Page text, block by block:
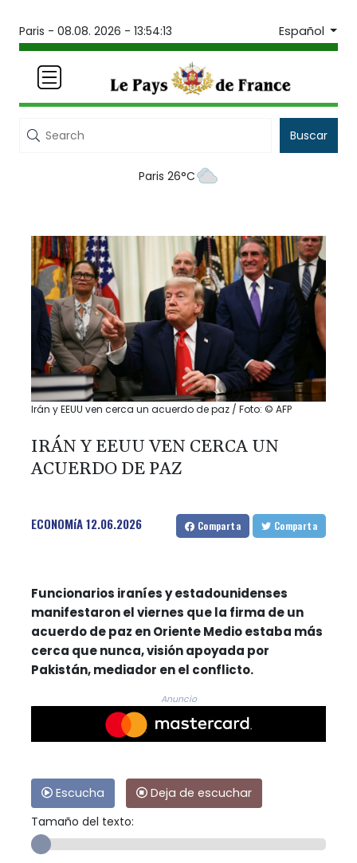
Paris - 08.08. 2026 - 13:54:13 Español
Buscar
Paris 26°C
Irán y EEUU ven cerca un acuerdo de paz / Foto: © AFP
IRÁN Y EEUU VEN CERCA UN
ACUERDO DE PAZ
ECONOMíA12.06.2026 Comparta Comparta
Funcionarios iraníes y estadounidenses
manifestaron el viernes que la firma de un
acuerdo de paz en Oriente Medio estaba más
cerca que nunca, visión apoyada por
Pakistán, mediador en el conflicto.
Anuncio
Escucha
Deja de escuchar
Tamaño del texto: